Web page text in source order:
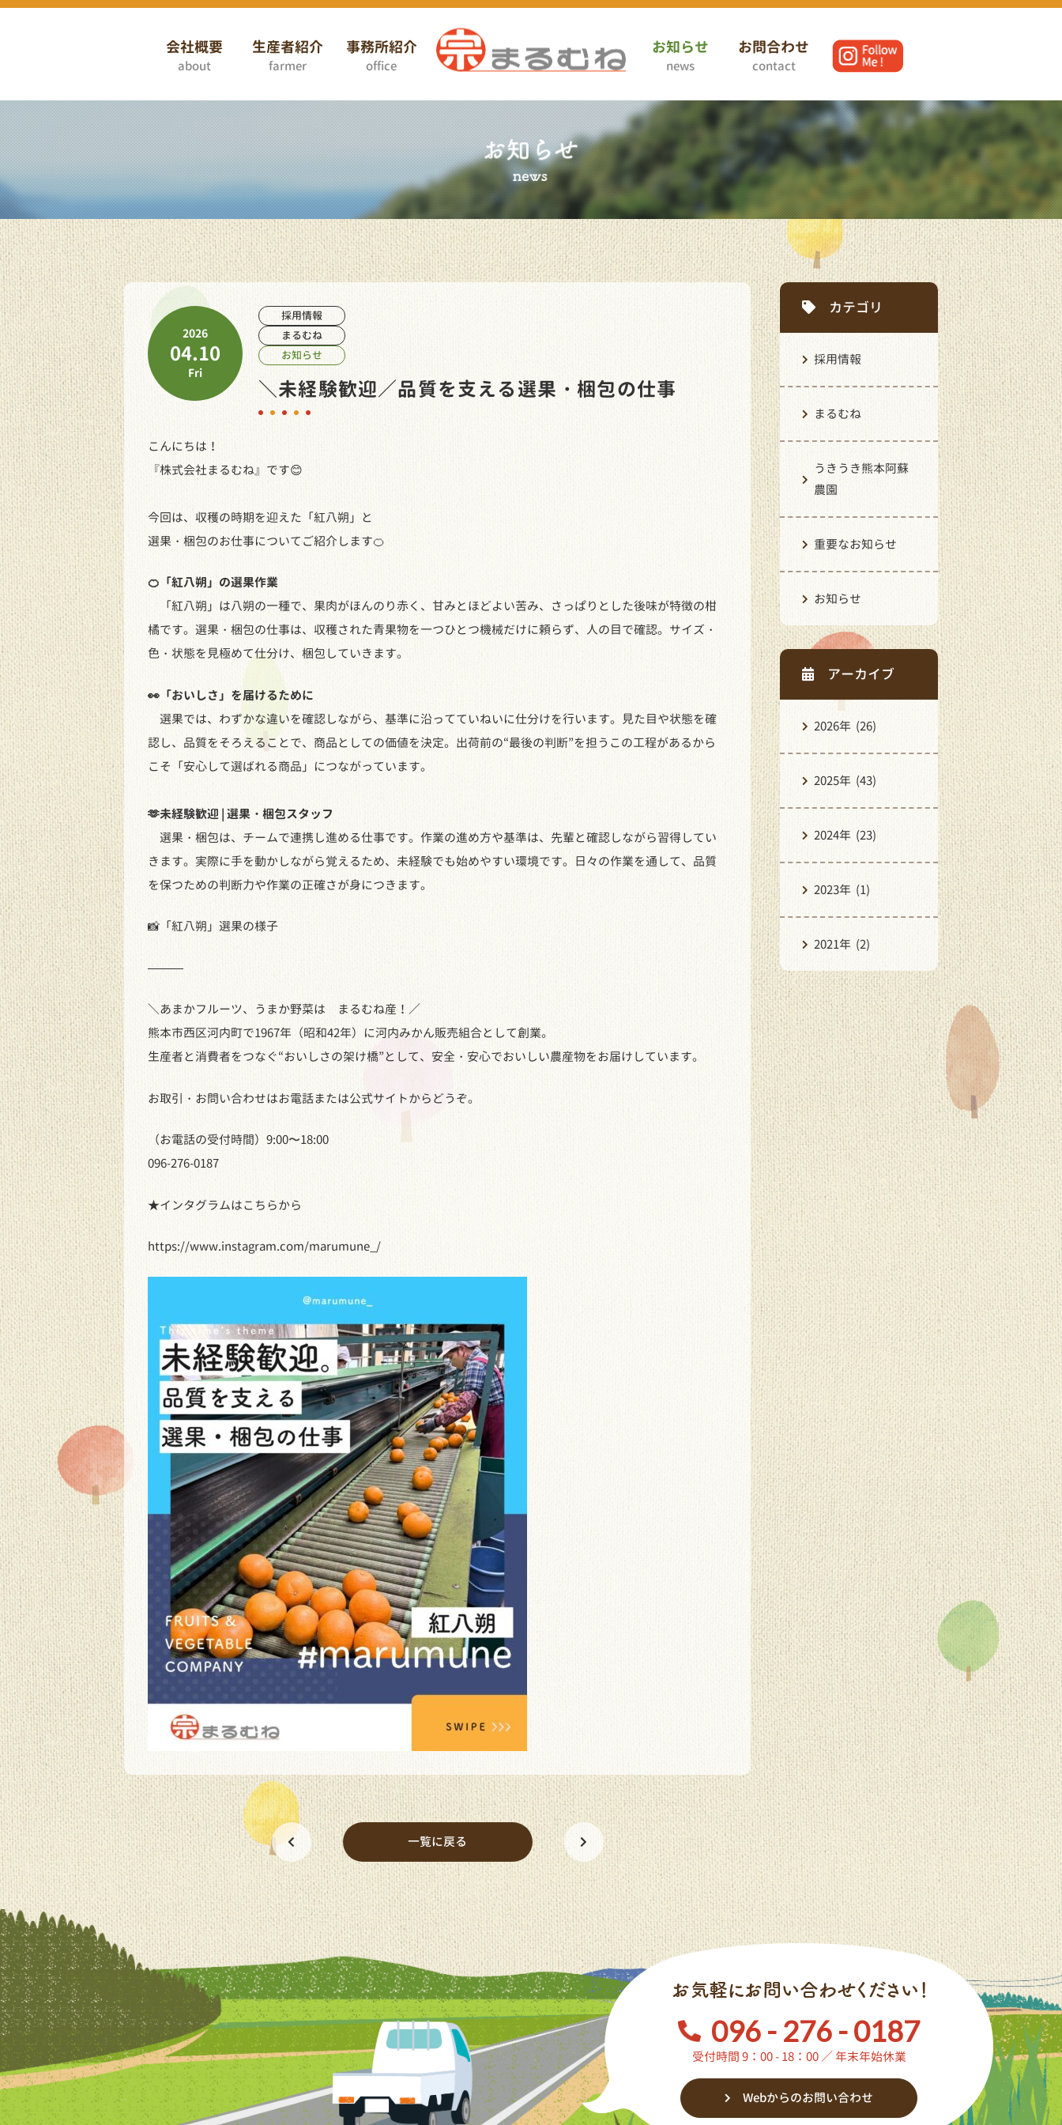
会社概要
about
生産者紹介
farmer
事務所紹介
office
お知らせ
news
お問合わせ
contact
2026
04.10
Fri
採用情報
まるむね
お知らせ
＼未経験歓迎／品質を支える選果・梱包の仕事
こんにちは！
『株式会社まるむね』です😊
今回は、収穫の時期を迎えた「紅八朔」と
選果・梱包のお仕事についてご紹介します🍊
🍊「紅八朔」の選果作業
「紅八朔」は八朔の一種で、果肉がほんのり赤く、甘みとほどよい苦み、さっぱりとした後味が特徴の柑
橘です。選果・梱包の仕事は、収穫された青果物を一つひとつ機械だけに頼らず、人の目で確認。サイズ・
色・状態を見極めて仕分け、梱包していきます。
👀「おいしさ」を届けるために
選果では、わずかな違いを確認しながら、基準に沿ってていねいに仕分けを行います。見た目や状態を確
認し、品質をそろえることで、商品としての価値を決定。出荷前の“最後の判断”を担うこの工程があるから
こそ「安心して選ばれる商品」につながっています。
🫶未経験歓迎 | 選果・梱包スタッフ
選果・梱包は、チームで連携し進める仕事です。作業の進め方や基準は、先輩と確認しながら習得してい
きます。実際に手を動かしながら覚えるため、未経験でも始めやすい環境です。日々の作業を通して、品質
を保つための判断力や作業の正確さが身につきます。
📸「紅八朔」選果の様子
———
＼あまかフルーツ、うまか野菜は まるむね産！／
熊本市西区河内町で1967年（昭和42年）に河内みかん販売組合として創業。
生産者と消費者をつなぐ“おいしさの架け橋”として、安全・安心でおいしい農産物をお届けしています。
お取引・お問い合わせはお電話または公式サイトからどうぞ。
（お電話の受付時間）9:00〜18:00
096-276-0187
★インタグラムはこちらから
https://www.instagram.com/marumune_/
一覧に戻る
カテゴリ
採用情報
まるむね
うきうき熊本阿蘇
農園
重要なお知らせ
お知らせ
アーカイブ
2026年 (26)
2025年 (43)
2024年 (23)
2023年 (1)
2021年 (2)
096 - 276 - 0187
受付時間 9：00 - 18：00 ／ 年末年始休業
Webからのお問い合わせ